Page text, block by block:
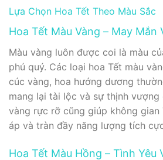
Lựa Chọn Hoa Tết Theo Màu Sắc
Hoa Tết Màu Vàng – May Mắn
Màu vàng luôn được coi là màu
phú quý. Các loại hoa Tết màu
cúc vàng, hoa hướng dương
mang lại tài lộc và sự thịnh vượng
vàng rực rỡ cũng giúp không gian
áp và tràn đầy năng lượng tích
Hoa Tết Màu Hồng – Tình Yêu